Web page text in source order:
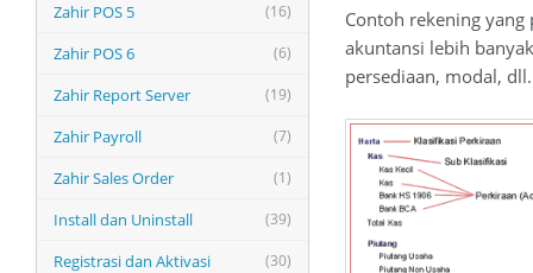
(16)
Zahir POS 5
(6)
Zahir POS 6
(19)
Zahir Report Server
(7)
Zahir Payroll
(1)
Zahir Sales Order
(39)
Install dan Uninstall
(30)
Registrasi dan Aktivasi
Contoh rekening
akuntansi lebih
persediaan, modal,